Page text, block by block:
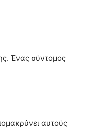
Ένας σύντομος
αυτούς